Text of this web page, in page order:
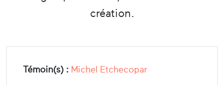
création.
Témoin(s) : Michel Etchecopar